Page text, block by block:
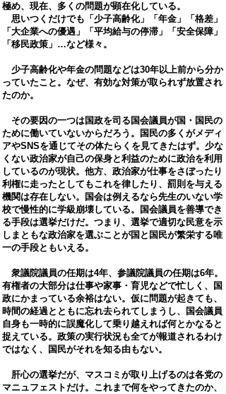
極め、現在、多くの問題が顕在化している。
思いつくだけでも「少子高齢化」「年金」「格差」
「大企業への優遇」「平均給与の停滞」「安全保障」
「移民政策」…など様々。
少子高齢化や年金の問題などは30年以上前から分か
っていたこと。なぜ、有効な対策が取られず放置され
たのか。
その要因の一つは国政を司る国会議員が国・国民の
ために働いていないからだろう。国民の多くがメディ
アやSNSを通じてその体たらくを見てきたはず。少な
くない政治家が自己の保身と利益のために政治を利用
しているのが現状。他方、政治家が仕事をさぼったり
利権に走ったとしてもこれを律したり、罰則を与える
機関は存在しない。国会は例えるなら先生のいない学
校で慢性的に学級崩壊している。
国会議員を善導でき
る手段は選挙だけだ。つまり、選挙で適切な民意を示
しまともな政治家を選ぶことが国と国民が繁栄する唯
一の手段ともいえる。
衆議院議員の任期は4年、参議院議員の任期は6年。
有権者の大部分は仕事や家事・育児などで忙しく、国
政にかまっている余裕はない。仮に問題が起きても、
時間の経過とともに忘れ去られてしまうし、国会議員
自身も一時的に誤魔化して乗り越えれば何とかなると
捉えている。政策の実行状況も全てが報道されるわけ
ではなく、国民がそれを知る由もない。
肝心の選挙だが、マスコミが取り上げるのは各党の
マニュフェストだけ。これまで何をやってきたのか、